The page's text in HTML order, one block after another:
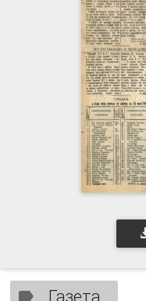
Газета